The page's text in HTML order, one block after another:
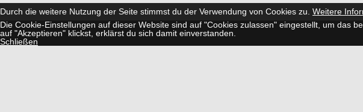
Durch die weitere Nutzung der Seite stimmst du der Verwendung von Cookies zu. Weitere
Die Cookie-Einstellungen auf dieser Website sind auf "Cookies zulassen" eingestellt, um das
auf "Akzeptieren" klickst, erklärst du sich damit einverstanden.
Schließen